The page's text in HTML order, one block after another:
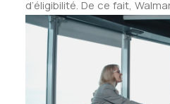
d’éligibilité. De ce fait,